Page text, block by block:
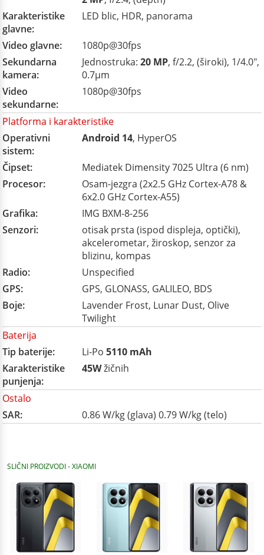
Karakteristike
glavne:
LED blic, HDR, panorama
Video glavne:
1080p@30fps
Sekundarna
kamera:
Jednostruka: 20 MP, f/2.2, (široki), 1/4.0",
0.7µm
Video
sekundarne:
1080p@30fps
Platforma i karakteristike
Operativni
sistem:
Android 14, HyperOS
Čipset:
Mediatek Dimensity 7025 Ultra (6 nm)
Procesor:
Osam-jezgra (2x2.5 GHz Cortex-A78 &
6x2.0 GHz Cortex-A55)
Grafika:
IMG BXM-8-256
Senzori:
otisak prsta (ispod displeja, optički),
akcelerometar, žiroskop, senzor za
blizinu, kompas
Radio:
Unspecified
GPS:
GPS, GLONASS, GALILEO, BDS
Boje:
Lavender Frost, Lunar Dust, Olive
Twilight
Baterija
Tip baterije:
Li-Po 5110 mAh
Karakteristike
punjenja:
45Wžičnih
Ostalo
SAR:
0.86 W/kg (glava) 0.79 W/kg (telo)
SLIČNI PROIZVODI - XIAOMI